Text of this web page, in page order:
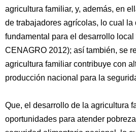
agricultura familiar, y, además, en
de trabajadores agrícolas, lo cual la
fundamental para el desarrollo
CENAGRO 2012); así también, se
agricultura familiar contribuye con
producción nacional para la
Que, el desarrollo de la agricultura
oportunidades para atender